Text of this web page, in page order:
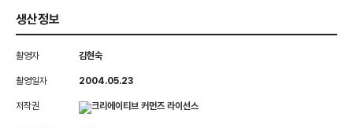
생산정보
촬영자 김현숙
촬영일자 2004.05.23
저작권